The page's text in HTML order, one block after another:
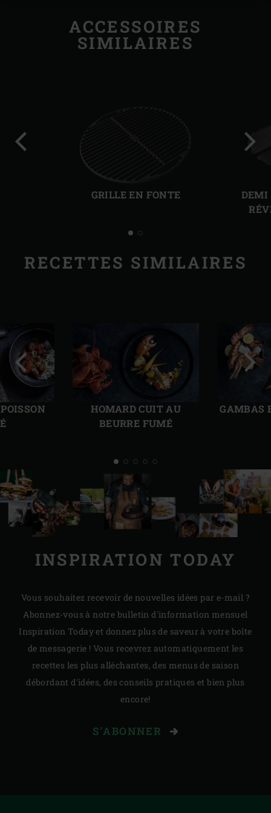
ACCESSOIRES
SIMILAIRES
GRILLE EN FONTE
DEMI
RECETTES SIMILAIRES
HOMARD CUIT AU
BEURRE FUMÉ
GAMBAS
précédente
INSPIRATION TODAY
Vous souhaitez recevoir de nouvelles idées par e-mail ?
Abonnez-vous à notre bulletin d'information mensuel
Inspiration Today et donnez plus de saveur à votre boîte
de messagerie ! Vous recevrez automatiquement les
recettes les plus alléchantes, des menus de saison
débordant d'idées, des conseils pratiques et bien plus
encore!
S'ABONNER